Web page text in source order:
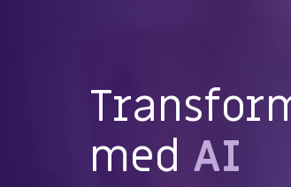
med AI